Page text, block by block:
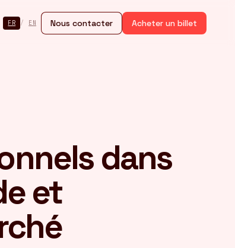
FR / EN Nous contacter Acheter un billet
dans
et